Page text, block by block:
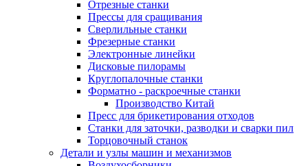
Отрезные станки
Прессы для сращивания
Сверлильные станки
Фрезерные станки
Электронные линейки
Дисковые пилорамы
Круглопалочные станки
Форматно - раскроечные станки
Производство Китай
Пресс для брикетирования отходов
Станки для заточки, разводки и сварки пил
Торцовочный станок
Детали и узлы машин и механизмов